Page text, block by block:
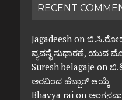
RECENT
Jagadeeshon ಬಿ.ಸಿ.ರೋಡ್
ವ್ಯವಸ್ಥೆ ಸುಧಾರಣೆ, ಯುವ
Suresh belagaje on
ಅರವಿಂದ ಹೆಬ್ಬಾರ್ ಆಯ್ಕೆ
Bhavya raion